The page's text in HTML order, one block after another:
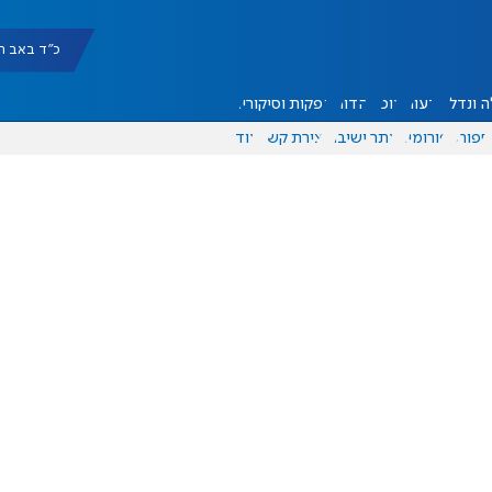
כ"ד באב תשפ"ו
ונדל"ן דעות אוכל יהדות הפקות וסיקורים
ספורט פורומים אתר ישיבה יצירת קשר עוד